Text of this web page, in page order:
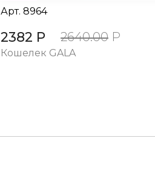
Арт. 8964
2382 Р 2640.00 Р
Кошелек GALA